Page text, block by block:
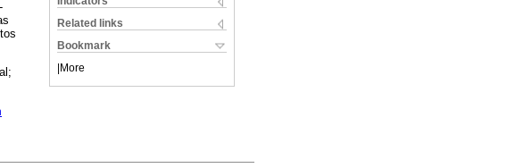
Related links
Bookmark
More